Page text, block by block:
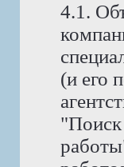
4.1.
(и его
"Поиск